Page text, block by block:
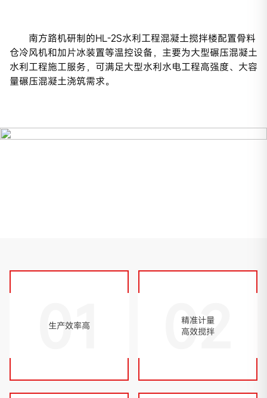
南方路机研制的HL-2S水利工程混凝土搅拌楼配置骨料
仓冷风机和加片冰装置等温控设备，主要为大型碾压混凝土
水利工程施工服务，可满足大型水利水电工程高强度、大容
量碾压混凝土浇筑需求。
01
生产效率高 02
精准计量
高效搅拌